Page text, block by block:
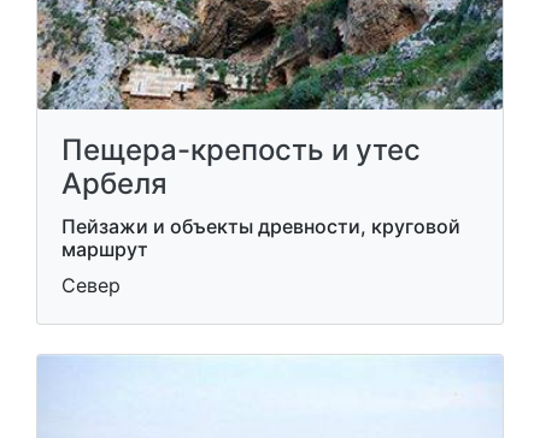
Пещера-крепость и утес
Арбеля
Пейзажи и объекты древности, круговой
маршрут
Север